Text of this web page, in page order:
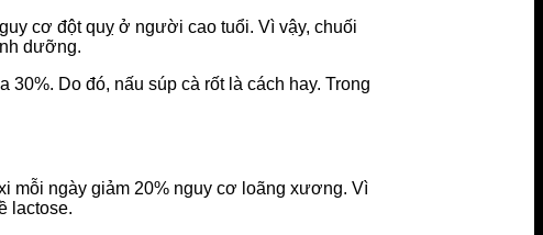
cơ đột quỵ ở người cao tuổi. Vì vậy, chuối
dưỡng.
Do đó, nấu súp cà rốt là cách hay. Trong
mỗi ngày giảm 20% nguy cơ loãng xương. Vì
lactose.